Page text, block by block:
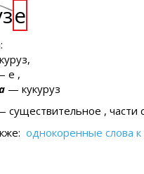
е
е ,
— кукуруз
существительное , части
однокоренные слова к